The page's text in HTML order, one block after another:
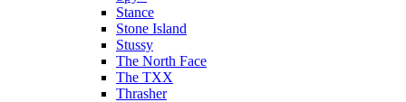
Stance
Stone Island
Stussy
The North Face
The TXX
Thrasher